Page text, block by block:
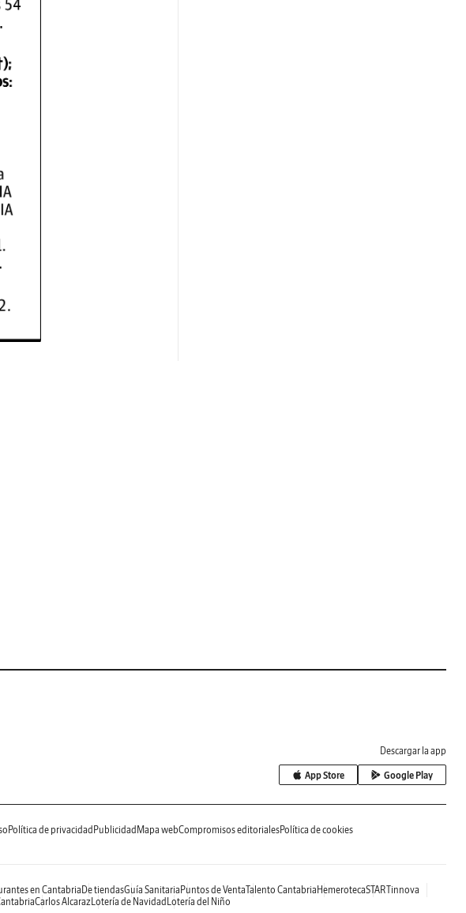
Descargar la app
App Store Google Play
Política de privacidad Publicidad Mapa webCompromisos editorialesPolítica de cookies
en Cantabria De tiendasGuía Sanitaria Puntos de VentaTalento Cantabria HemerotecaSTARTinnova
Carlos AlcarazLotería de Navidad Lotería del Niño